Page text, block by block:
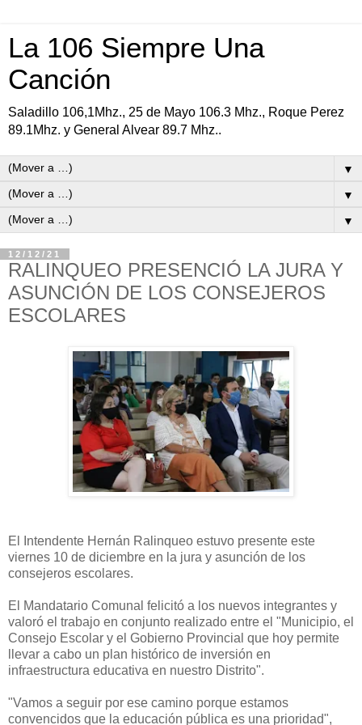
La 106 Siempre Una
Canción
Saladillo 106,1Mhz., 25 de Mayo 106.3 Mhz., Roque Perez
89.1Mhz. y General Alvear 89.7 Mhz..
▼
▼
▼
12/12/21
RALINQUEO PRESENCIÓ LA JURA Y
ASUNCIÓN DE LOS CONSEJEROS
ESCOLARES
El Intendente Hernán Ralinqueo estuvo presente este
viernes 10 de diciembre en la jura y asunción de los
consejeros escolares.
El Mandatario Comunal felicitó a los nuevos integrantes y
valoró el trabajo en conjunto realizado entre el "Municipio, el
Consejo Escolar y el Gobierno Provincial que hoy permite
llevar a cabo un plan histórico de inversión en
infraestructura educativa en nuestro Distrito".
"Vamos a seguir por ese camino porque estamos
convencidos que la educación pública es una prioridad",